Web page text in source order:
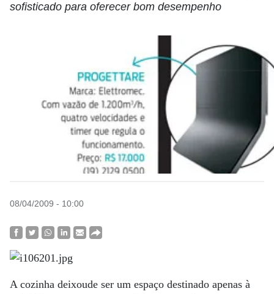
sofisticado para oferecer bom desempenho
08/04/2009 - 10:00
A cozinha deixoude ser um espaço destinado apenas à